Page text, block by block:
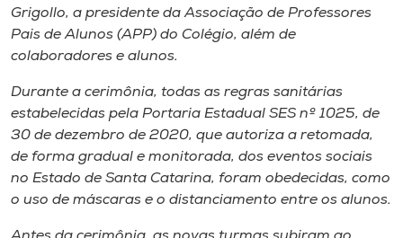
Selecione
A+
Grigollo, a presidente da Associação de Professores
Pais de Alunos (APP) do Colégio, além de
colaboradores e alunos.
Durante a cerimônia, todas as regras sanitárias
estabelecidas pela Portaria Estadual SES nº 1025, de
30 de dezembro de 2020, que autoriza a retomada,
de forma gradual e monitorada, dos eventos sociais
no Estado de Santa Catarina, foram obedecidas, como
o uso de máscaras e o distanciamento entre os alunos.